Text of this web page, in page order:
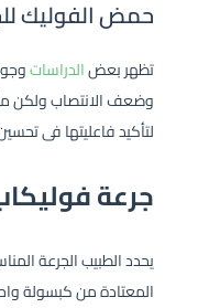
حمض الفوليك
تظهر بعضالدراسات
وضعف الانتصاب ولكن ما
لتأكيد فاعليتها فى
جرعة
يحدد الطبيب الجرعة
المعتادة من كبسولة واحدة إلى ٣